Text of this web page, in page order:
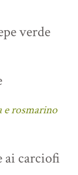
verde
e rosmarino
ai carciofi